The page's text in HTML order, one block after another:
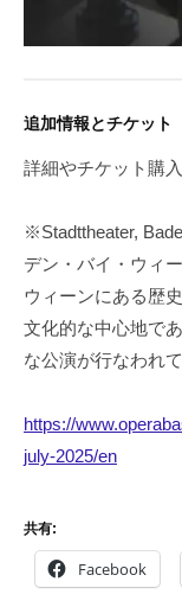
追加情報とチケット
詳細やチケット購
※Stadttheater,
デン・バイ・ウィ
ウィーンにある歴
文化的な中心地で
な公演が行なわれて
https://
july-2025/en
共有:
Facebook